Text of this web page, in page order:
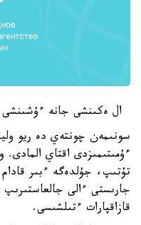
ال ەكىنشى جانە ءۇشىنشى
سونىمەن چونتەي دە ريو
ءۇمىتىمىزدى اقتاي
تۇتىپ، جۇلدەگە ءبىر
جارىستى ءالى
قازاقپارات ءتىلشىسى.